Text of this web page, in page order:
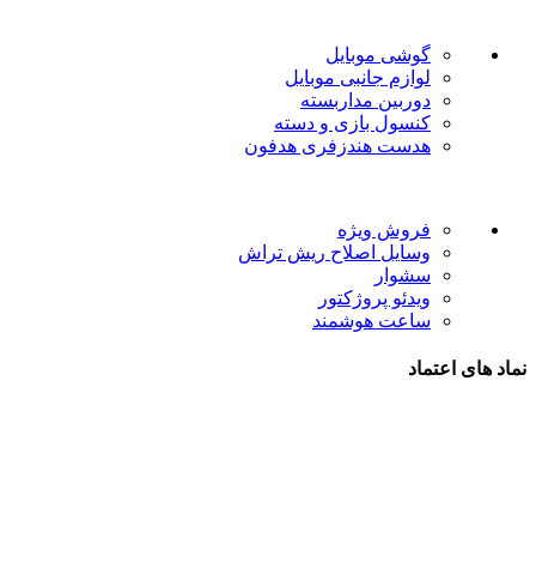
گوشی موبایل
لوازم جانبی موبایل
دوربین مداربسته
کنسول بازی و دسته
هدست هندزفری هدفون
فروش ویژه
وسایل اصلاح ریش تراش
سشوار
ویدئو پروژکتور
ساعت هوشمند
نماد های اعتماد